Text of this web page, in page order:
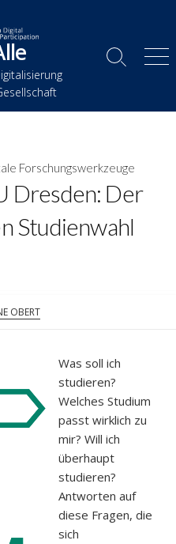
Suche
Forschungswerkzeuge
Dresden: Der
Studienwahl
OBERT
Was soll ich
studieren?
Welches Studium
passt wirklich zu
mir? Will ich
überhaupt
studieren?
Antworten auf
diese Fragen, die
sich